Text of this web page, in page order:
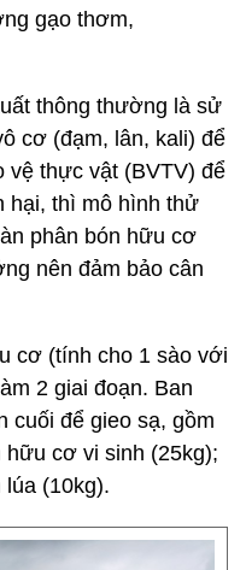
gạo thơm,
thông thường là sử
cơ (đạm, lân, kali) để
vệ thực vật (BVTV) để
hại, thì mô hình thử
phân bón hữu cơ
nên đảm bảo cân
cơ (tính cho 1 sào với
2 giai đoạn. Ban
cuối để gieo sạ, gồm
cơ vi sinh (25kg);
(10kg).